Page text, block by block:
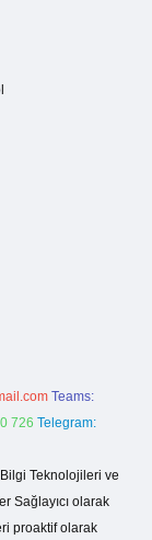
Teams:
726 Telegram:
Teknolojileri ve
Sağlayıcı olarak
proaktif olarak